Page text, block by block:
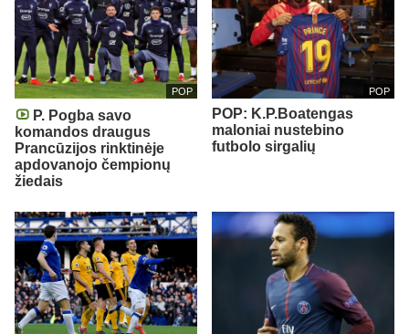
POP
P. Pogba savo
komandos draugus
Prancūzijos rinktinėje
apdovanojo čempionų
žiedais
POP
POP: K.P.Boatengas
maloniai nustebino
futbolo sirgalių